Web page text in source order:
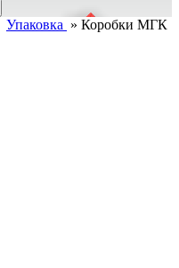
Упаковка » Коробки МГК